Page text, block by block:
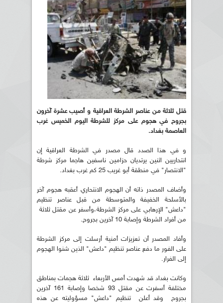
قتل ثلاثة من عناصر الشرطة العراقية و أصيب عشرة آخرون
بجروح في هجوم على مركز للشرطة اليوم الخميس غرب
العاصمة بغداد.
و في هذا الصدد قال مصدر في الشرطة العراقية إن
انتحاريين اثنين يرتديان حزامين ناسفين هاجما مركز شرطة
"الانتصار" في منطقة أبو غريب 25 كم غرب بغداد.
وأضاف المصدر ذاته أن الهجوم الانتحاري أعقبه هجوم آخر
بالأسلحة الخفيفة والمتوسطة من قبل عناصر تنظيم
"داعش" الإرهابي على مركز الشرطة،وأسفر عن مقتل ثلاثة
من أفراد الشرطة وإصابة 10 آخرين بجروح.
وأفاد المصدر أن تعزيزات أمنية أرسلت إلى مركز الشرطة
على الفور ما دفع عناصر تنظيم "داعش" الذين شنوا الهجوم
إلى الفرار.
وكانت بغداد قد شهدت أمس الأربعاء ثلاثة هجمات بمناطق
مختلفة أسفرت عن مقتل 93 شخصا وإصابة 161 آخرين
بجروح وقد أعلن تنظيم "داعش" مسؤوليته عن هذه